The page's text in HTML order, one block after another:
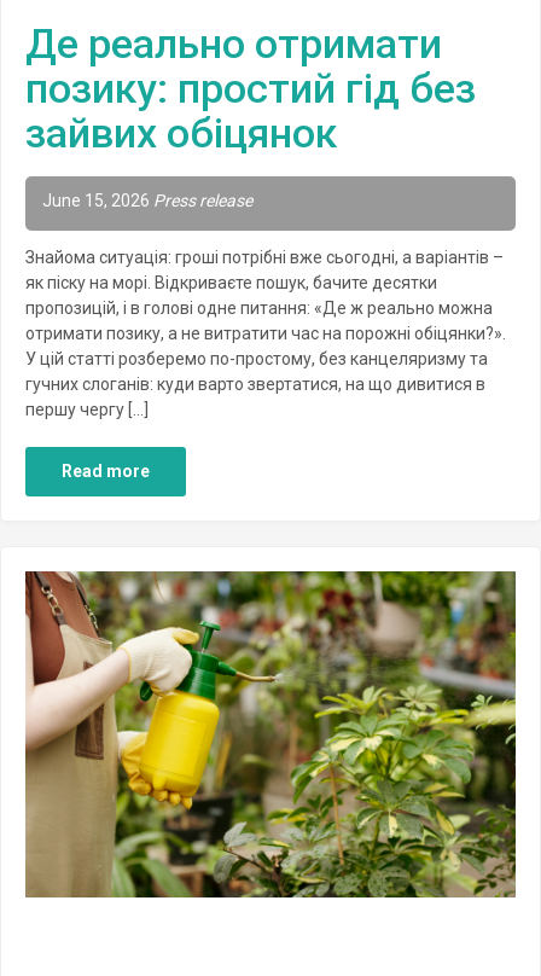
Де реально отримати
позику: простий гід без
зайвих обіцянок
June 15, 2026 Press release
Знайома ситуація: гроші потрібні вже сьогодні, а варіантів –
як піску на морі. Відкриваєте пошук, бачите десятки
пропозицій, і в голові одне питання: «Де ж реально можна
отримати позику, а не витратити час на порожні обіцянки?».
У цій статті розберемо по-простому, без канцеляризму та
гучних слоганів: куди варто звертатися, на що дивитися в
першу чергу […]
Read more